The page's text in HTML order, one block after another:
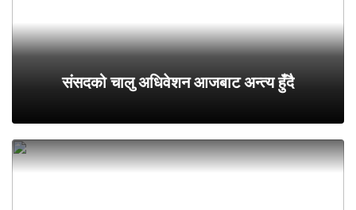
संसदको चालु अधिवेशन आजबाट अन्त्य हुँदै